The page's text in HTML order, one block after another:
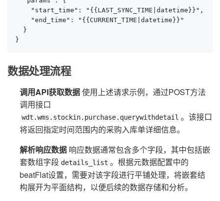
    "start_time": "{{LAST_SYNC_TIME|datetime}}",
    "end_time": "{{CURRENT_TIME|datetime}}"
  }
}
数据处理流程
调用API获取数据使用上述请求示例，通过POST方法
调用接口
wdt.wms.stockin.purchase.querywithdetail 。该接口
将返回指定时间范围内的采购入库单详细信息。
解析响应数据 响应数据通常包含多个字段，其中包括嵌
套数组字段 details_list 。根据元数据配置中的
beatFlat设置，需要对该字段进行平铺处理，将嵌套结
构展开为平面结构，以便后续的数据存储和分析。